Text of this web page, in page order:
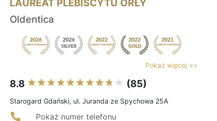
LAUREAT PLEBISCYTU ORŁY
Oldentica
Pokaż więcej >>
8.8 (85)
Starogard Gdański, ul. Juranda ze Spychowa 25A
Pokaż numer telefonu